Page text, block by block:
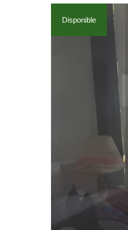
Disponible